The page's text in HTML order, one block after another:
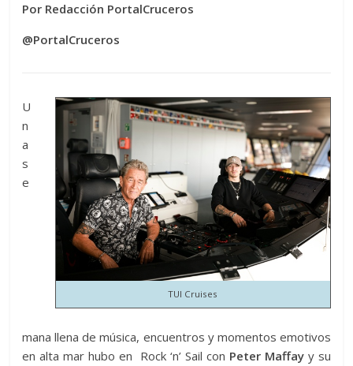
Por Redacción PortalCruceros
@PortalCruceros
TUI Cruises
U
n
a
s
e
mana llena de música, encuentros y momentos emotivos
en alta mar hubo en Rock ‘n’ Sail con Peter Maffayy su